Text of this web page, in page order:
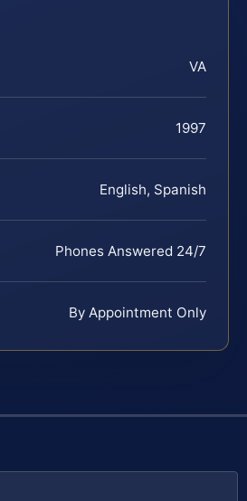
VA
1997
English, Spanish
Phones Answered 24/7
By Appointment Only